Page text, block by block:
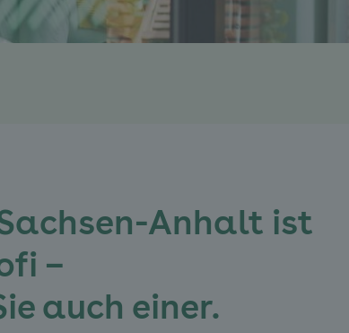
Anhalt ist
–
auch einer.